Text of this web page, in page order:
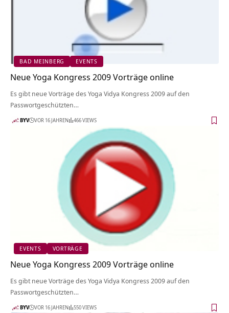
BAD MEINBERG EVENTS
Neue Yoga Kongress 2009 Vorträge online
Es gibt neue Vorträge des Yoga Vidya Kongress 2009 auf den
Passwortgeschützten…
BYV VOR 16 JAHREN 466 VIEWS
EVENTS VORTRÄGE
Neue Yoga Kongress 2009 Vorträge online
Es gibt neue Vorträge des Yoga Vidya Kongress 2009 auf den
Passwortgeschützten…
BYV VOR 16 JAHREN 550 VIEWS